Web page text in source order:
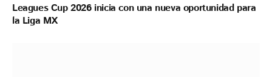
Leagues Cup 2026 inicia con una nueva oportunidad para
la Liga MX